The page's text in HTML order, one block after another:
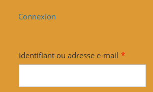
Connexion
Identifiant ou adresse e-mail *